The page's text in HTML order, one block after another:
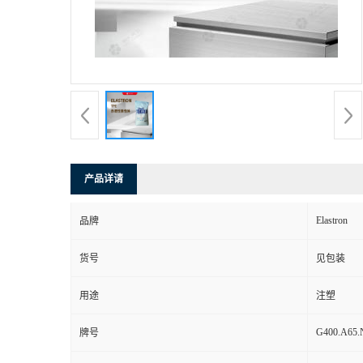
产品详请
品牌 Elastron
货号 见包装
用途 注塑
牌号